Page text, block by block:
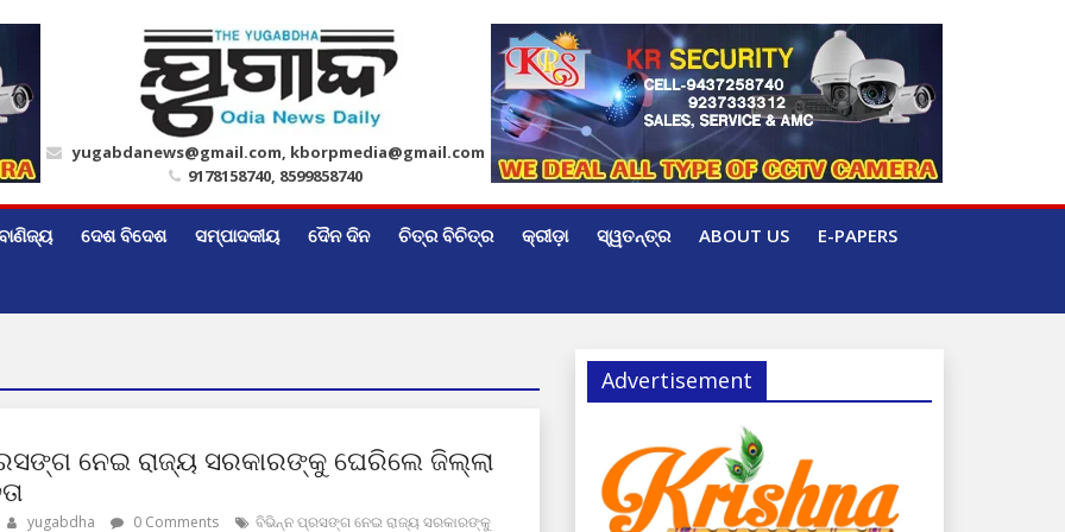
yugabdanews@gmail.com, kborpmedia@gmail.com
9178158740, 8599858740
ଦେଶ ବିଦେଶ ସମ୍ପାଦକୀୟ ଦୈନ ଦିନ ଚିତ୍ର ବିଚିତ୍ର କ୍ରୀଡ଼ା ସ୍ୱତନ୍ତ୍ର ABOUT US E-PAPERS
ନେଇ ରାଜ୍ୟ ସରକାରଙ୍କୁ ଘେରିଲେ ଜିଲ୍ଲା
yugabdha 0 Comments
ବିଭିନ୍ନ ପ୍ରସଙ୍ଗ ନେଇ ରାଜ୍ୟ ସରକାରଙ୍କୁ
Advertisement